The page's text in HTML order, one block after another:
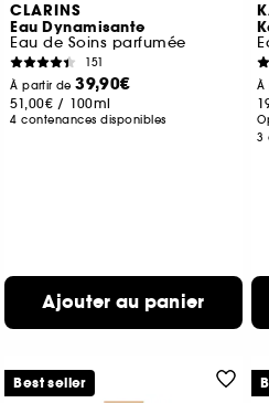
CLARINS
Eau Dynamisante
Eau de Soins parfumée
151
À partir de39,90€
51,00€ / 100ml
4 contenances disponibles
Ajouter au panier
À
3
Best seller